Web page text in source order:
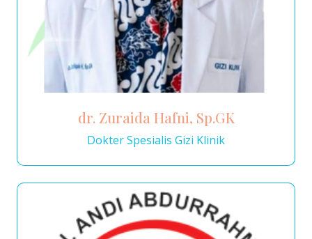
dr. Zuraida Hafni, Sp.GK
Dokter Spesialis Gizi Klinik